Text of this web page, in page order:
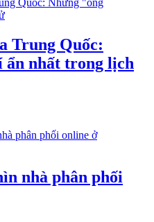
Trung Quốc:
nhất trong lịch
nhà phân phối